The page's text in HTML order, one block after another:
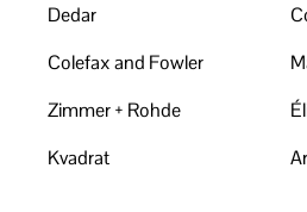
Dedar
Colefax and Fowler
Zimmer + Rohde
Kvadrat